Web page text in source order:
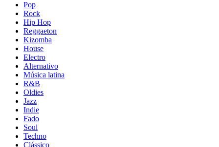
Pop
Rock
Hip Hop
Reggaeton
Kizomba
House
Electro
Alternativo
Música latina
R&B
Oldies
Jazz
Indie
Fado
Soul
Techno
Clássico